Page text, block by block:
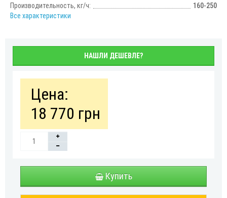
Производительность, кг/ч:
160-250
Все характеристики
НАШЛИ ДЕШЕВЛЕ?
Цена:
18 770 грн
Купить